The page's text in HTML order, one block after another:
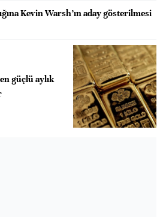
Kevin Warsh’ın aday gösterilmesi
güçlü aylık